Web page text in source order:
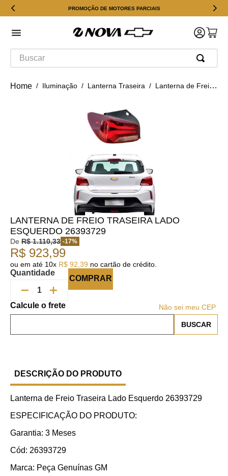
PROMOÇÃO DE MOTORES PARCIAIS
Buscar
Iluminação Lanterna Traseira Lanterna de Freio Traseira Lado Esquerdo 26393729
LANTERNA DE FREIO TRASEIRA LADO
ESQUERDO 26393729
De R$ 1.110,33 -17%
R$ 923,99
ou em até 10x R$ 92 39 no cartão de crédito.
Quantidade
COMPRAR
Não sei meu CEP
DESCRIÇÃO DO PRODUTO
Lanterna de Freio Traseira Lado Esquerdo 26393729
ESPECIFICAÇÃO DO PRODUTO:
Garantia: 3 Meses
Cód: 26393729
Marca: Peça Genuínas GM